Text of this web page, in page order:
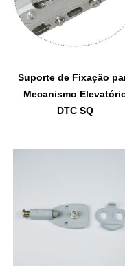
Suporte de Fixação
Mecanismo
DTC SQ